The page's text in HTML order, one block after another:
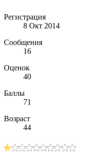
Регистрация
8 Окт 2014
Сообщения
16
Оценок
40
Баллы
71
Возраст
44